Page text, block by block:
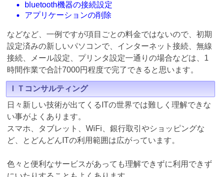
bluetooth機器の接続設定
アプリケーションの削除
などなど、一例ですが項目ごとの料金ではないので、初期
設定済みの新しいパソコンで、インターネット接続、無線
接続、メール設定、プリンタ設定一通りの場合などは、1
時間作業で合計7000円程度で完了できると思います。
ＩＴコンサルティング
日々新しい技術が出てくるITの世界では難しく理解できな
い事がよくあります。
スマホ、タブレット、WiFi、銀行取引やショッピングな
ど、とどんどんITの利用範囲は広がっています。
色々と便利なサービスがあっても理解できずに利用できず